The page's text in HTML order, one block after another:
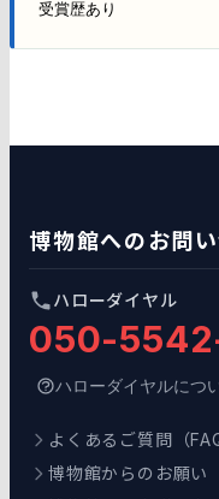
受賞歴あり